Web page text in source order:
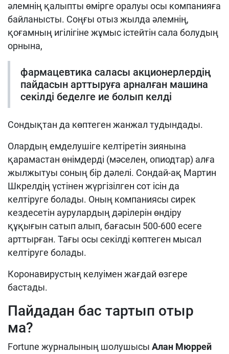
әлемнің қалыпты өмірге оралуы осы компанияға
байланысты. Соңғы отыз жылда әлемнің,
қоғамның игілігіне жұмыс істейтін сала болудың
орнына,
фармацевтика саласы акционерлердің
пайдасын арттыруға арналған машина
секілді беделге ие болып келді
Сондықтан да көптеген жанжал тудындады.
Олардың емделушіге келтіретін зиянына
қарамастан өнімдерді (мәселен, опиодтар) алға
жылжытуы соның бір дәлелі. Сондай-ақ Мартин
Шкрелдің үстінен жүргізілген сот ісін да
келтіруге болады. Оның компаниясы сирек
кездесетін аурулардың дәрілерін өндіру
құқығын сатып алып, бағасын 500-600 есеге
арттырған. Тағы осы секілді көптеген мысал
келтіруге болады.
Коронавирустың келуімен жағдай өзгере
бастады.
Пайдадан бас тартып отыр
ма?
Fortune журналының шолушысы Алан Мюррей